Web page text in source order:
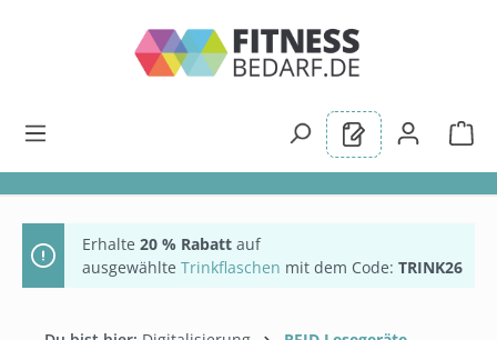
Erhalte 20 % Rabatt auf
ausgewählte Trinkflaschen mit dem Code: TRINK26